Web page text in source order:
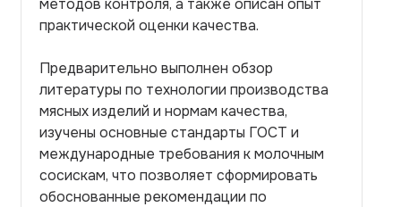
методов контроля, а также описан опыт
практической оценки качества.
Предварительно выполнен обзор
литературы по технологии производства
мясных изделий и нормам качества,
изучены основные стандарты ГОСТ и
международные требования к молочным
сосискам, что позволяет сформировать
обоснованные рекомендации по